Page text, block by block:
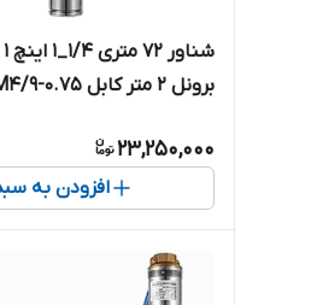
23,250,000
افزودن به